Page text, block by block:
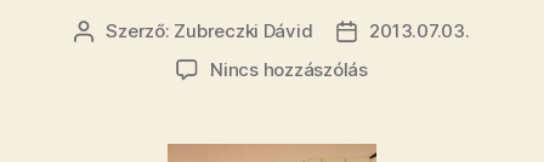
Bejegyzés
Szerző: Zubreczki Dávid
Bejegyzés
dátuma
2013.07.03.
Nincs hozzászólása(z)
legjobb